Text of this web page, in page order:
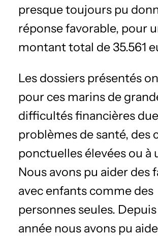
presque toujours pu
réponse favorable, pour
montant total de 35.561
Les dossiers présentés
pour ces marins de
difficultés financières
problèmes de santé, des
ponctuelles élevées ou à
Nous avons pu aider des
avec enfants comme des
personnes seules.
année nous avons pu